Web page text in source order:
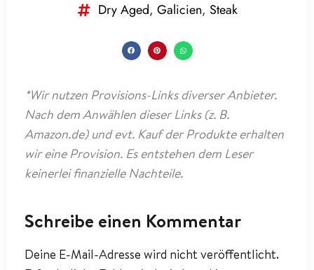
Dry Aged, Galicien, Steak
*Wir nutzen Provisions-Links diverser Anbieter.
Nach dem Anwählen dieser Links (z. B.
Amazon.de) und evt. Kauf der Produkte erhalten
wir eine Provision. Es entstehen dem Leser
keinerlei finanzielle Nachteile.
Schreibe einen Kommentar
Deine E-Mail-Adresse wird nicht veröffentlicht.